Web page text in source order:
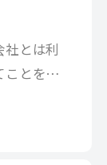
社とは利
ことを考